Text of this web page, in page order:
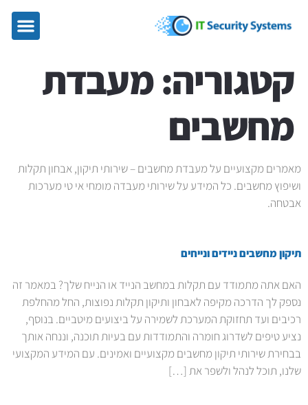
קטגוריה:מעבדת
מחשבים
מאמרים מקצועיים על מעבדת מחשבים – שירותי תיקון, אבחון תקלות
ושיפוץ מחשבים. כל המידע על שירותי מעבדה מומחי אי טי מערכות
אבטחה.
תיקון מחשבים ניידים ונייחים
האם אתה מתמודד עם תקלות במחשב הנייד או הנייח שלך? במאמר זה
נספק לך הדרכה מקיפה לאבחון ותיקון תקלות נפוצות, החל מהחלפת
רכיבים ועד תחזוקת המערכת לשמירה על ביצועים מיטביים. בנוסף,
נציע טיפים לשדרוג חומרה והתמודדות עם בעיות תוכנה, וננחה אותך
בבחירת שירותי תיקון מחשבים מקצועיים ואמינים. עם המידע המקצועי
שלנו, תוכל לנהל ולשפר את […]